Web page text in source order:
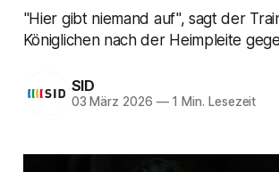
"Hier gibt niemand auf", sagt der
Königlichen nach der Heimpleite
SID
03 März 2026 —1 Min. Lesezeit